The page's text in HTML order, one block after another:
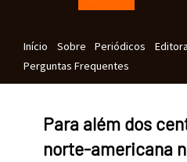
Navegação
Início Sobre Periódicos
Perguntas Frequentes
Para além dos
norte-americana